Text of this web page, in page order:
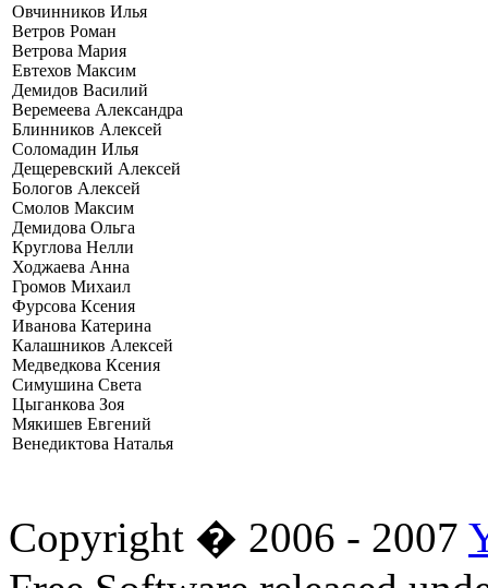
Овчинников Илья
Ветров Роман
Ветрова Мария
Евтехов Максим
Демидов Василий
Веремеева Александра
Блинников Алексей
Соломадин Илья
Дещеревский Алексей
Бологов Алексей
Смолов Максим
Демидова Ольга
Круглова Нелли
Ходжаева Анна
Громов Михаил
Фурсова Ксения
Иванова Катерина
Калашников Алексей
Медведкова Ксения
Симушина Света
Цыганкова Зоя
Мякишев Евгений
Венедиктова Наталья
Copyright � 2006 - 2007